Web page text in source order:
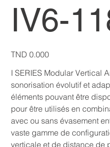
IV6-
Price
TND 0.000
I SERIES Modular Vertical
sonorisation évolutif et
éléments pouvant être
pour être utilisés en
avec ou sans évasement
vaste gamme de
verticale et de distance de